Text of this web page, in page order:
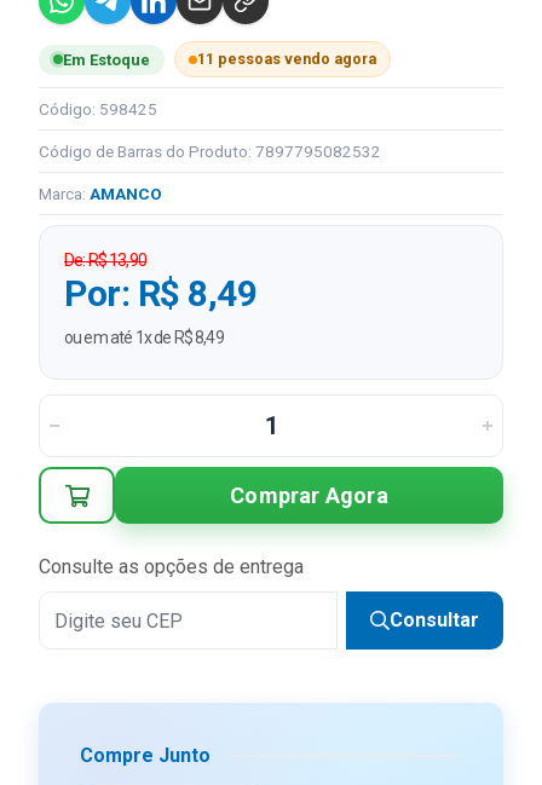
Em Estoque 11 pessoas vendo agora
Código: 598425
Código de Barras do Produto: 7897795082532
Marca: AMANCO
De: R$ 13,90
Por: R$ 8,49
ou em até 1x de R$ 8,49
Comprar Agora
Consulte as opções de entrega
Consultar
Compre Junto